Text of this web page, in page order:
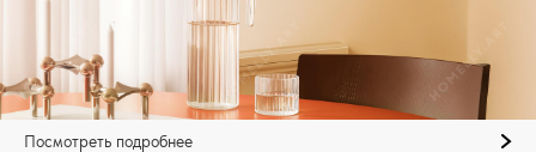
Посмотреть подробнее